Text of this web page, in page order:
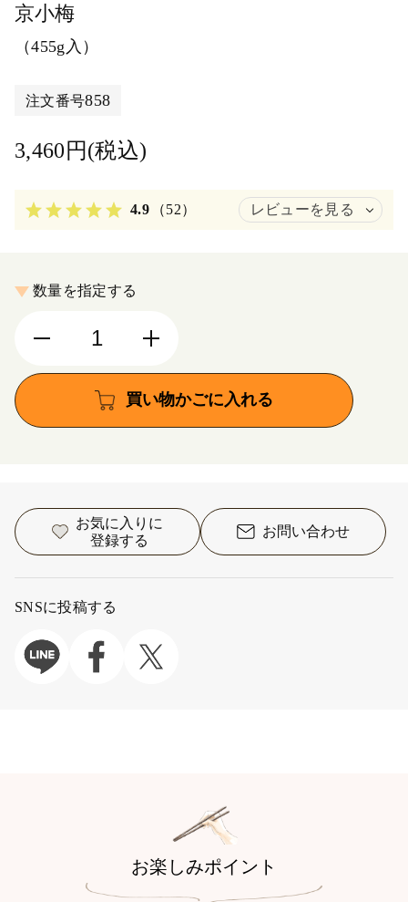
京小梅
（455g入）
注文番号858
3,460円(税込)
4.9 （52） レビューを見る
数量を指定する
買い物かごに入れる
お気に入りに
登録する
お問い合わせ
SNSに投稿する
お楽しみポイント